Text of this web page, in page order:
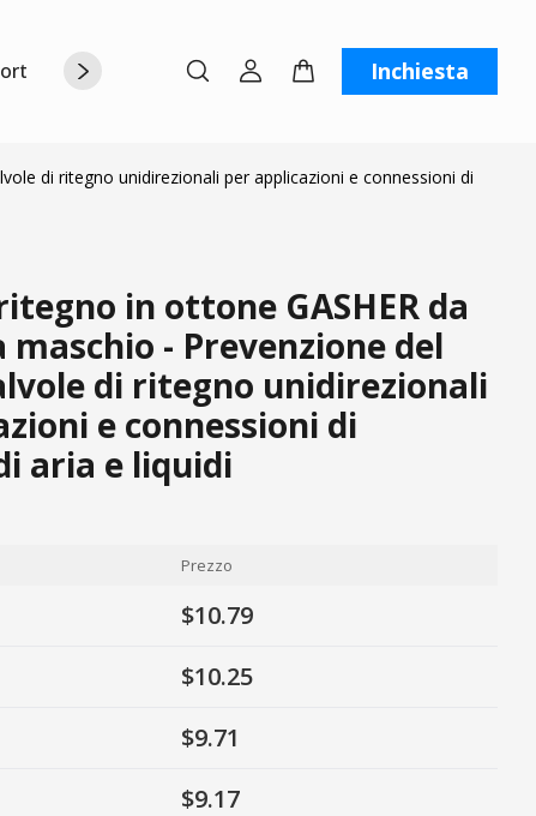
Chi siamo Contattaci Inchiesta
di ritegno unidirezionali per applicazioni e connessioni di
in ottone GASHER da
- Prevenzione del
di ritegno unidirezionali
e connessioni di
aria e liquidi
Prezzo
$10.79
$10.25
$9.71
$9.17